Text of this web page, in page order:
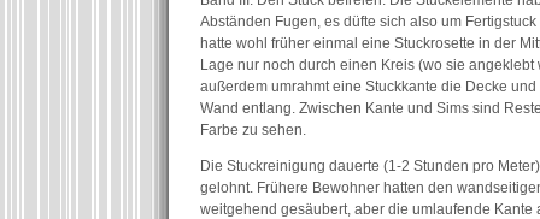
Abständen Fugen, es düfte sich also um
hatte wohl früher einmal eine Stuckrosette in der
Lage nur noch durch einen Kreis (wo sie angeklebt
außerdem umrahmt eine Stuckkante die Decke
Wand entlang. Zwischen Kante und Sims sind
Farbe zu sehen.
Die Stuckreinigung dauerte (1-2 Stunden pro
gelohnt. Frühere Bewohner hatten den
weitgehend gesäubert, aber die umlaufende Kante